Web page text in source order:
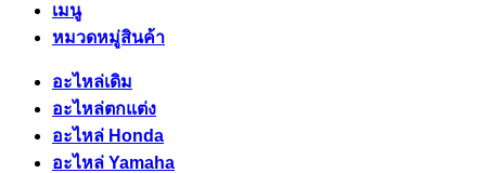
เมนู
หมวดหมู่สินค้า
อะไหล่เดิม
อะไหล่ตกแต่ง
อะไหล่ Honda
อะไหล่ Yamaha